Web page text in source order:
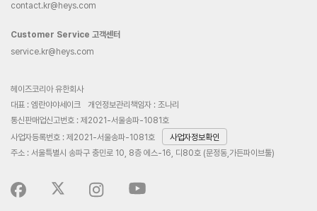
contact.kr@heys.com
Customer Service 고객센터
service.kr@heys.com
헤이즈코리아 유한회사
대표 : 엠란야야세이크
개인정보관리책임자 : 조나리
통신판매업신고번호 : 제2021-서울송파-1081호
사업자등록번호 : 제2021-서울송파-1081호
사업자정보확인
주소 : 서울특별시 송파구 충민로 10, 8층 에스-16, 디80호 (문정동,가든파이브툴)